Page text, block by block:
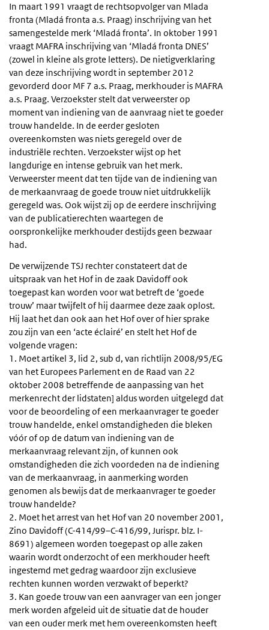
In maart 1991 vraagt de rechtsopvolger van Mlada
fronta (Mladá fronta a.s. Praag) inschrijving van het
samengestelde merk ‘Mladá fronta’. In oktober 1991
vraagt MAFRA inschrijving van ‘Mladá fronta DNES’
(zowel in kleine als grote letters). De nietigverklaring
van deze inschrijving wordt in september 2012
gevorderd door MF 7 a.s. Praag, merkhouder is MAFRA
a.s. Praag. Verzoekster stelt dat verweerster op
moment van indiening van de aanvraag niet te goeder
trouw handelde. In de eerder gesloten
overeenkomsten was niets geregeld over de
industriële rechten. Verzoekster wijst op het
langdurige en intense gebruik van het merk.
Verweerster meent dat ten tijde van de indiening van
de merkaanvraag de goede trouw niet uitdrukkelijk
geregeld was. Ook wijst zij op de eerdere inschrijving
van de publicatierechten waartegen de
oorspronkelijke merkhouder destijds geen bezwaar
had.
De verwijzende TSJ rechter constateert dat de
uitspraak van het Hof in de zaak Davidoff ook
toegepast kan worden voor wat betreft de ‘goede
trouw’ maar twijfelt of hij daarmee deze zaak oplost.
Hij laat het dan ook aan het Hof over of hier sprake
zou zijn van een ‘acte éclairé’ en stelt het Hof de
volgende vragen:
1. Moet artikel 3, lid 2, sub d, van richtlijn 2008/95/EG
van het Europees Parlement en de Raad van 22
oktober 2008 betreffende de aanpassing van het
merkenrecht der lidstaten] aldus worden uitgelegd dat
voor de beoordeling of een merkaanvrager te goeder
trouw handelde, enkel omstandigheden die bleken
vóór of op de datum van indiening van de
merkaanvraag relevant zijn, of kunnen ook
omstandigheden die zich voordeden na de indiening
van de merkaanvraag, in aanmerking worden
genomen als bewijs dat de merkaanvrager te goeder
trouw handelde?
2. Moet het arrest van het Hof van 20 november 2001,
Zino Davidoff (C-414/99–C-416/99, Jurispr. blz. I-
8691) algemeen worden toegepast op alle zaken
waarin wordt onderzocht of een merkhouder heeft
ingestemd met gedrag waardoor zijn exclusieve
rechten kunnen worden verzwakt of beperkt?
3. Kan goede trouw van een aanvrager van een jonger
merk worden afgeleid uit de situatie dat de houder
van een ouder merk met hem overeenkomsten heeft